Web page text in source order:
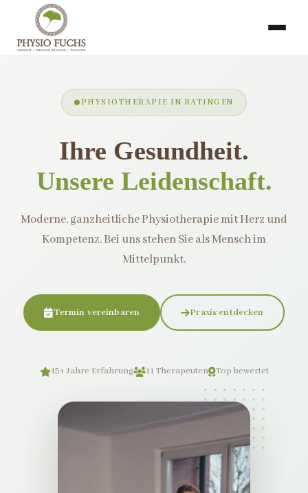
PHYSIOTHERAPIE IN RATINGEN
Ihre Gesundheit.
Unsere Leidenschaft.
Moderne, ganzheitliche Physiotherapie mit Herz und
Kompetenz. Bei uns stehen Sie als Mensch im
Mittelpunkt.
Termin vereinbaren Praxis entdecken
15+ Jahre Erfahrung 11 Therapeuten Top bewertet